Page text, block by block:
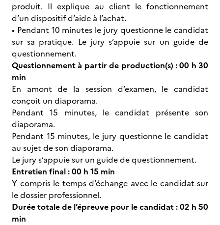
produit. Il explique au client le fonctionnement
d’un dispositif d’aide à l’achat.
• Pendant 10 minutes le jury questionne le candidat
sur sa pratique. Le jury s’appuie sur un guide de
questionnement.
Questionnement à partir de production(s) : 00 h 30
min
En amont de la session d’examen, le candidat
conçoit un diaporama.
Pendant 15 minutes, le candidat présente son
diaporama.
Pendant 15 minutes, le jury questionne le candidat
au sujet de son diaporama.
Le jury s’appuie sur un guide de questionnement.
Entretien final : 00 h 15 min
Y compris le temps d’échange avec le candidat sur
le dossier professionnel.
Durée totale de l’épreuve pour le candidat : 02 h 50
min